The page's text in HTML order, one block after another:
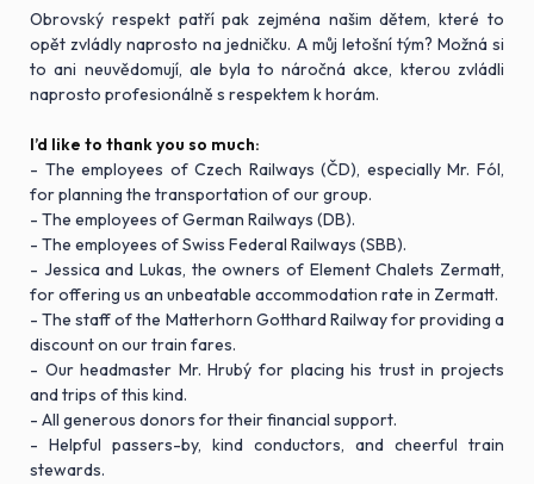
Obrovský respekt patří pak zejména našim dětem, které to
opět zvládly naprosto na jedničku. A můj letošní tým? Možná si
to ani neuvědomují, ale byla to náročná akce, kterou zvládli
naprosto profesionálně s respektem k horám.
I’d like to thank you so much:
- The employees of Czech Railways (ČD), especially Mr. Fól,
for planning the transportation of our group.
- The employees of German Railways (DB).
- The employees of Swiss Federal Railways (SBB).
- Jessica and Lukas, the owners of Element Chalets Zermatt,
for offering us an unbeatable accommodation rate in Zermatt.
- The staff of the Matterhorn Gotthard Railway for providing a
discount on our train fares.
- Our headmaster Mr. Hrubý for placing his trust in projects
and trips of this kind.
- All generous donors for their financial support.
- Helpful passers-by, kind conductors, and cheerful train
stewards.